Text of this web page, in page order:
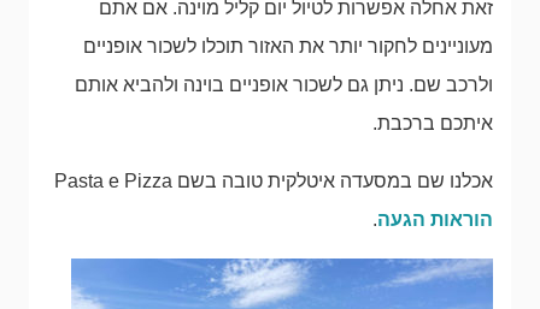
זאת אחלה אפשרות לטיול יום קליל מוינה. אם אתם
מעוניינים לחקור יותר את האזור תוכלו לשכור אופניים
ולרכב שם. ניתן גם לשכור אופניים בוינה ולהביא אותם
איתכם ברכבת.
אכלנו שם במסעדה איטלקית טובה בשם Pasta e Pizza
הוראות הגעה.